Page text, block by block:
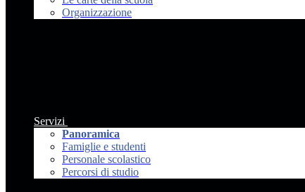
Organizzazione
Servizi
Panoramica
Famiglie e studenti
Personale scolastico
Percorsi di studio